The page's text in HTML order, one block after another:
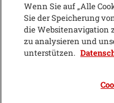
K
L M N
U
V
Wenn Sie auf „Alle
Sie der Speicherung
die Websitenavigation
zu analysieren und
unterstützen.